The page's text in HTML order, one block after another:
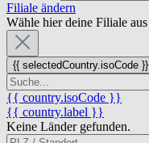
Filiale ändern
Wähle hier deine Filiale aus
{{ selectedCountry.isoCode }}
{{ country.isoCode }}
{{ country.label }}
Keine Länder gefunden.